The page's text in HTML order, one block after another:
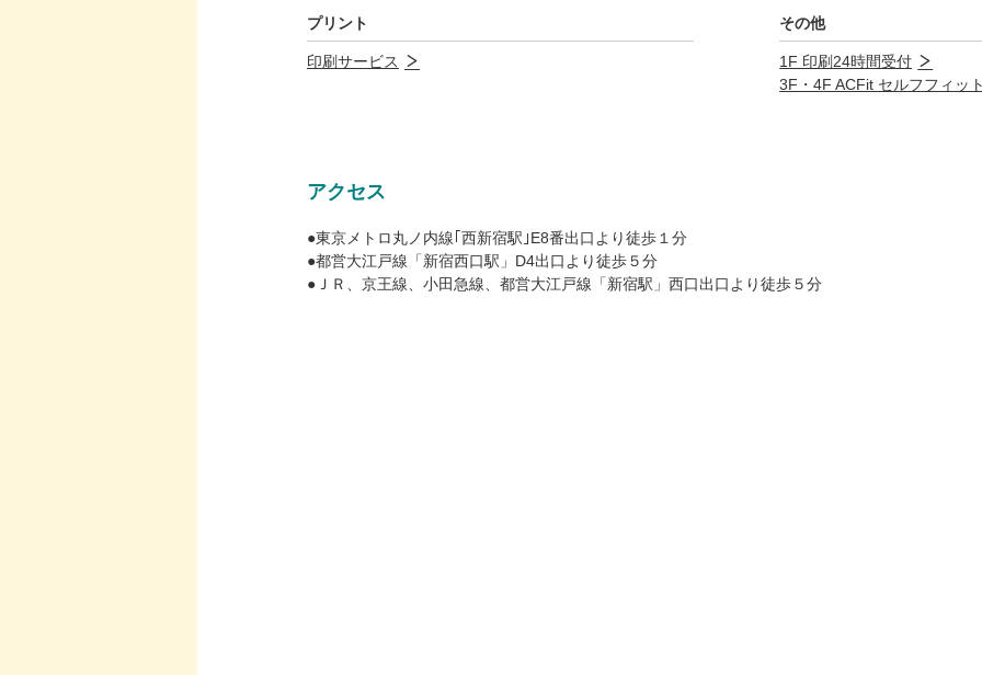
プリント
印刷サービス
その他
1F 印刷24時間受付
3F・4F ACFit セルフフィッ
アクセス
●東京メトロ丸ノ内線｢西新宿駅｣E8番出口より徒歩１分
●都営大江戸線「新宿西口駅」D4出口より徒歩５分
●ＪＲ、京王線、小田急線、都営大江戸線「新宿駅」西口出口より徒歩５分